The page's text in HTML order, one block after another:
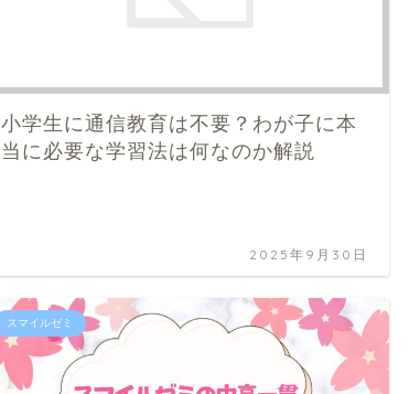
小学生に通信教育は不要？わが子に本
当に必要な学習法は何なのか解説
2025年9月30日
スマイルゼミ